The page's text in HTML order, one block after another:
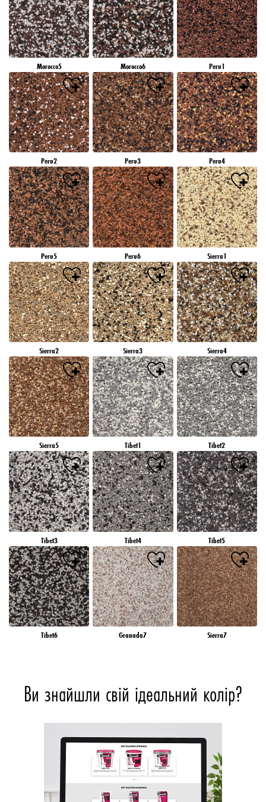
Morocco5 Morocco6 Peru1
Peru2 Peru3 Peru4
Peru5 Peru6 Sierra1
Sierra2 Sierra3 Sierra4
Sierra5 Tibet1 Tibet2
Tibet3 Tibet4 Tibet5
Tibet6 Granada7 Sierra7
Ви знайшли свій ідеальний колір?